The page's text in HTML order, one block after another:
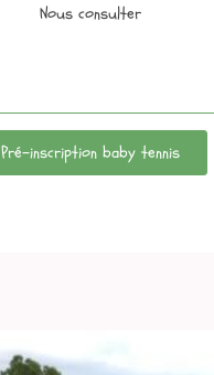
Nous consulter
Pré-inscription baby tennis